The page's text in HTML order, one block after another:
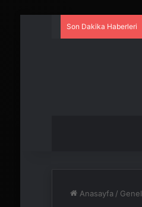
Son Dakika Haberleri
Anasayfa / Genel